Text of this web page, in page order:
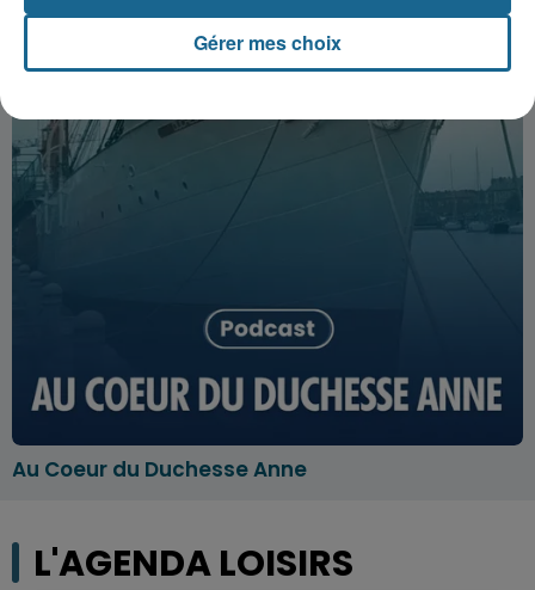
Au Coeur du Duchesse Anne
L'AGENDA LOISIRS
Gérer mes choix